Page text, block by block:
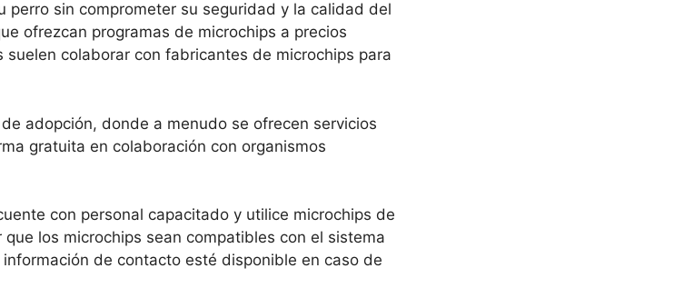
perro sin comprometer su seguridad y la calidad del
ofrezcan programas de microchips a precios
colaborar con fabricantes de microchips para
adopción, donde a menudo se ofrecen servicios
gratuita en colaboración con organismos
con personal capacitado y utilice microchips de
los microchips sean compatibles con el sistema
de contacto esté disponible en caso de